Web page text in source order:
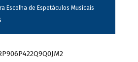
Escolha de Espetáculos Musicais